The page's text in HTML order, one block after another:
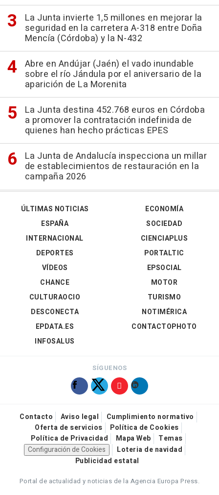
La Junta invierte 1,5 millones en mejorar la
seguridad en la carretera A-318 entre Doña
Mencía (Córdoba) y la N-432
Abre en Andújar (Jaén) el vado inundable
sobre el río Jándula por el aniversario de la
aparición de La Morenita
La Junta destina 452.768 euros en Córdoba
a promover la contratación indefinida de
quienes han hecho prácticas EPES
La Junta de Andalucía inspecciona un millar
de establecimientos de restauración en la
campaña 2026
ÚLTIMAS NOTICIAS
ESPAÑA
INTERNACIONAL
DEPORTES
VÍDEOS
ECONOMÍA
SOCIEDAD
CIENCIAPLUS
PORTALTIC
EPSOCIAL
CHANCE
CULTURAOCIO
DESCONECTA
EPDATA.ES
INFOSALUS
MOTOR
TURISMO
NOTIMÉRICA
CONTACTOPHOTO
SÍGUENOS
Contacto Aviso legal
Cumplimiento normativo
Oferta de servicios
Política de Cookies
Política de Privacidad
Mapa Web
Temas
Configuración de Cookies
Loteria de navidad
Publicidad estatal
Portal de actualidad y noticias de la Agencia Europa Press.